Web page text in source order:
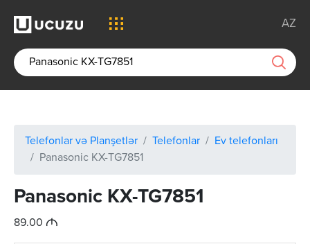
AZ
Telefonlar və Planşetlər Telefonlar
Ev telefonları
Panasonic KX-TG7851
Panasonic KX-TG7851
89.00 M